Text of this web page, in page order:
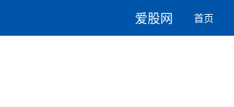
爱股网 首页